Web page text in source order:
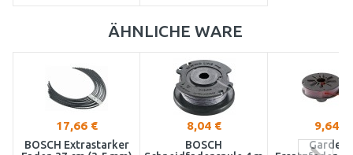
ÄHNLICHE WARE
17,66 €
BOSCH Extrastarker
8,04 €
BOSCH
9,64 €
Gardena